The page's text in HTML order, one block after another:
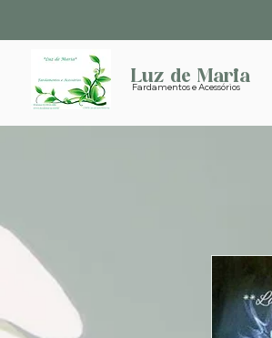
Luz de Maria
Fardamentos e Acessórios